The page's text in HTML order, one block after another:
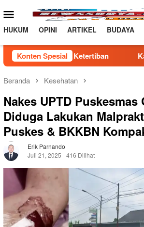
ke
konten
Menu
Mobile
HUKUM OPINI ARTIKEL BUDAYA
Konten Spesial
Dan Ketertiban Kasubag TU
Beranda Kesehatan
Nakes UPTD Puskesmas
Diduga Lakukan
Puskes & BKKBN
Erik Parnando
Juli 21, 2025
416 Dilihat